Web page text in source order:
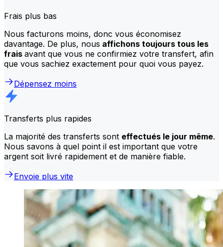
Frais plus bas
Nous facturons moins, donc vous économisez
davantage. De plus, nous affichons toujours tous les
frais avant que vous ne confirmiez votre transfert, afin
que vous sachiez exactement pour quoi vous payez.
Dépensez moins
Transferts plus rapides
La majorité des transferts sont effectués le jour même.
Nous savons à quel point il est important que votre
argent soit livré rapidement et de manière fiable.
Envoie plus vite